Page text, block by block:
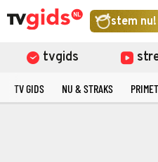
stem nu!
tvgids
TV GIDS NU & STRAKS